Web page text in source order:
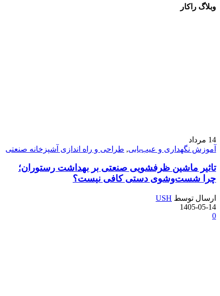
وبلاگ راکار
14 مرداد
آموزش نگهداری و عیب‌یابی, طراحی و راه‌ اندازی آشپزخانه صنعتی
تاثیر ماشین ظرفشویی صنعتی بر بهداشت رستوران؛
چرا شست‌وشوی دستی کافی نیست؟
ارسال توسط USH
1405-05-14
0